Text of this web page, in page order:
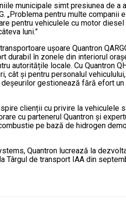
municipale simt presiunea de
„Problema pentru multe
pentru vehiculele cu motor
luni.”
ușoare Quantron
durabil în zonele din interiorul
autoritățile locale. Cu Quantron
cât și pentru personalul
gestionează fără efort
clienții cu privire la vehiculele
cu partenerul Quantron și
pe bază de hidrogen
Quantron lucrează la
Târgul de transport IAA din